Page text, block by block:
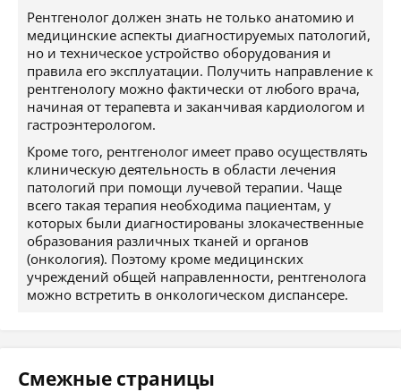
Рентгенолог должен знать не только анатомию и
медицинские аспекты диагностируемых патологий,
но и техническое устройство оборудования и
правила его эксплуатации. Получить направление к
рентгенологу можно фактически от любого врача,
начиная от терапевта и заканчивая кардиологом и
гастроэнтерологом.
Кроме того, рентгенолог имеет право осуществлять
клиническую деятельность в области лечения
патологий при помощи лучевой терапии. Чаще
всего такая терапия необходима пациентам, у
которых были диагностированы злокачественные
образования различных тканей и органов
(онкология). Поэтому кроме медицинских
учреждений общей направленности, рентгенолога
можно встретить в онкологическом диспансере.
Смежные страницы